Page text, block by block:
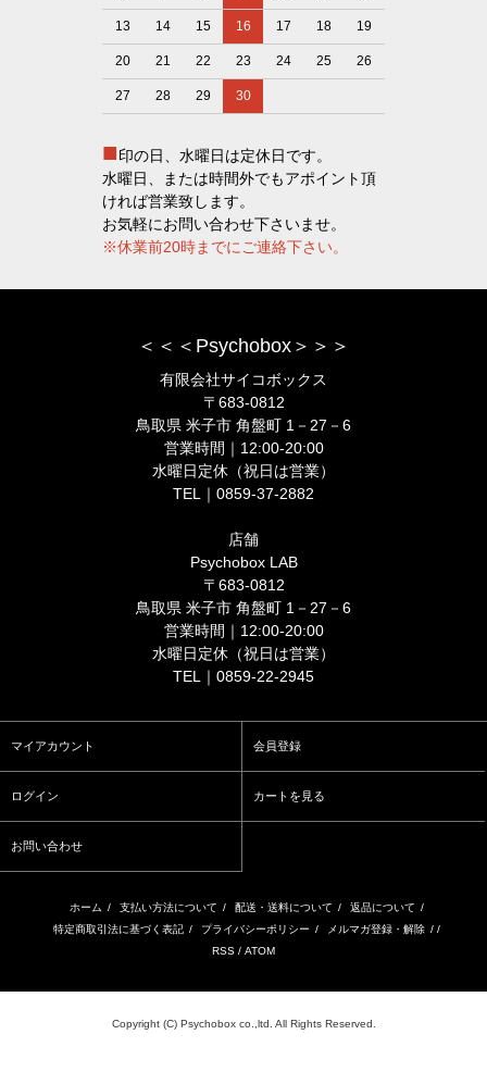
13 14 15 16 17 18 19
20 21 22 23 24 25 26
27 28 29 30
■印の日、水曜日は定休日です。
水曜日、または時間外でもアポイント頂
ければ営業致します。
お気軽にお問い合わせ下さいませ。
※休業前20時までにご連絡下さい。
＜＜＜Psychobox＞＞＞
有限会社サイコボックス
〒683-0812
鳥取県 米子市 角盤町 1－27－6
営業時間｜12:00-20:00
水曜日定休（祝日は営業）
TEL｜0859-37-2882
店舗
Psychobox LAB
〒683-0812
鳥取県 米子市 角盤町 1－27－6
営業時間｜12:00-20:00
水曜日定休（祝日は営業）
TEL｜0859-22-2945
マイアカウント 会員登録
ログイン カートを見る
お問い合わせ
ホーム / 支払い方法について / 配送・送料について / 返品について /
特定商取引法に基づく表記 / プライバシーポリシー / メルマガ登録・解除 / /
RSS / ATOM
Copyright (C) Psychobox co.,ltd. All Rights Reserved.